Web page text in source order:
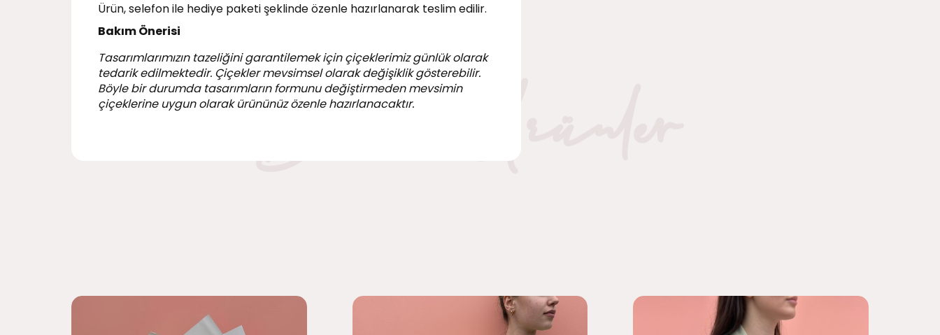
Ürün, selefon ile hediye paketi şeklinde özenle hazırlanarak teslim edilir.
Bakım Önerisi
Tasarımlarımızın tazeliğini garantilemek için çiçeklerimiz günlük olarak
tedarik edilmektedir. Çiçekler mevsimsel olarak değişiklik gösterebilir.
Böyle bir durumda tasarımların formunu değiştirmeden mevsimin
çiçeklerine uygun olarak ürününüz özenle hazırlanacaktır.